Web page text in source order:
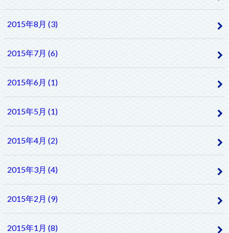
2015年8月 (3)
2015年7月 (6)
2015年6月 (1)
2015年5月 (1)
2015年4月 (2)
2015年3月 (4)
2015年2月 (9)
2015年1月 (8)